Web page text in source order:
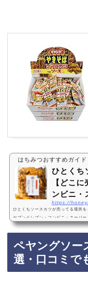
はちみつおすすめガイド
ひとくち
【どこ
ンビニ
https://
ひとくちソースカツが売ってる場所
セブンイレブン・コンビニ・スーパ
mazon・楽天・売ってない?ひとくち
パー、ドン・キホーテ、駄菓子屋に
Amazonや楽天でもひとくちソース
すすめ３選・口コミ人気千成商会 ひ
ペヤングソー
選・口コミで